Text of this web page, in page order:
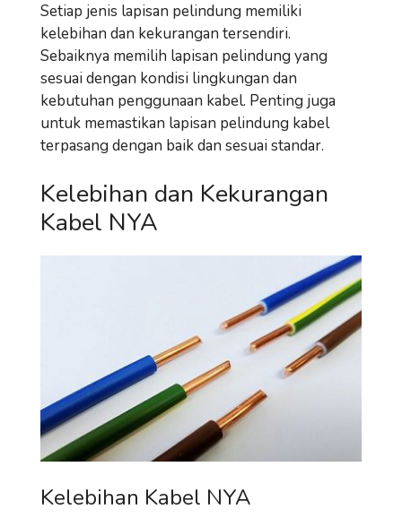
Setiap jenis lapisan pelindung memiliki
kelebihan dan kekurangan tersendiri.
Sebaiknya memilih lapisan pelindung yang
sesuai dengan kondisi lingkungan dan
kebutuhan penggunaan kabel. Penting juga
untuk memastikan lapisan pelindung kabel
terpasang dengan baik dan sesuai standar.
Kelebihan dan Kekurangan
Kabel NYA
Kelebihan Kabel NYA